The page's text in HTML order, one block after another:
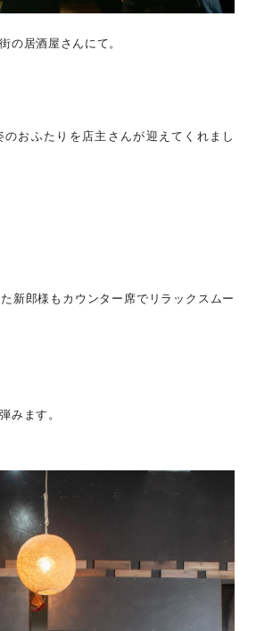
の居酒屋さんにて。
のおふたりを店主さんが迎えてくれまし
新郎様もカウンター席でリラックスムー
みます。